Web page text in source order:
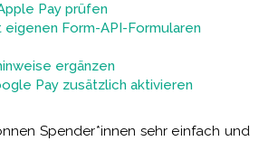
Pay prüfen
eigenen Form-API-Formularen
ergänzen
Pay zusätzlich aktivieren
Spender*innen sehr einfach und